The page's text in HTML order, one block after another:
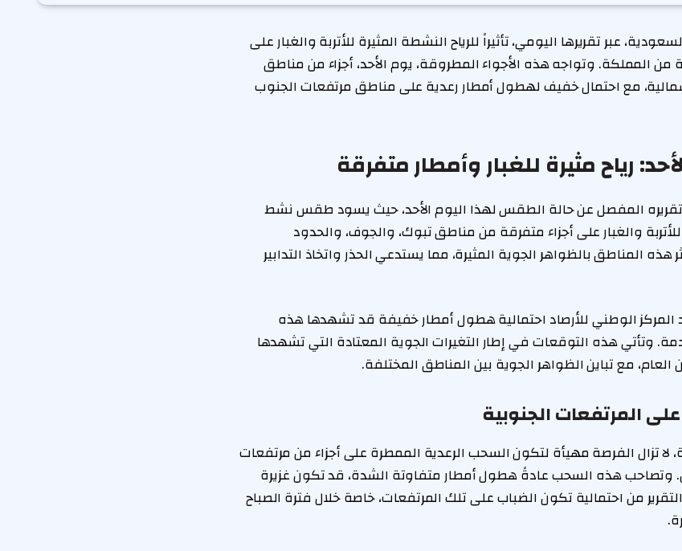
عبر تقريرها اليومي، تأثيراً للرياح النشطة المثيرة للأتربة والغبار على
المملكة. وتواجه هذه الأجواء المطروقة، يوم الأحد، أجزاء من مناطق
مع احتمال خفيف لهطول أمطار رعدية على مناطق مرتفعات الجنوب
رياح مثيرة للغبار وأمطار متفرقة
تقريره المفصل عن حالة الطقس لهذا اليوم الأحد، حيث يسود طقس نشط
والغبار على أجزاء متفرقة من مناطق تبوك، والجوف، والحدود
هذه المناطق بالظواهر الجوية المثيرة، مما يستدعي الحذر واتخاذ التدابير
الوطني للأرصاد احتمالية هطول أمطار خفيفة قد تشهدها هذه
وتأتي هذه التوقعات في إطار التغيرات الجوية المعتادة التي تشهدها
مع تباين الظواهر الجوية بين المناطق المختلفة.
المرتفعات الجنوبية
لا تزال الفرصة مهيأة لتكون السحب الرعدية الممطرة على أجزاء من مرتفعات
وتصاحب هذه السحب عادةً هطول أمطار متفاوتة الشدة، قد تكون غزيرة
من احتمالية تكون الضباب على تلك المرتفعات، خاصة خلال فترة الصباح